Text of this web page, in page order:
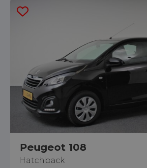
Peugeot 108
Hatchback